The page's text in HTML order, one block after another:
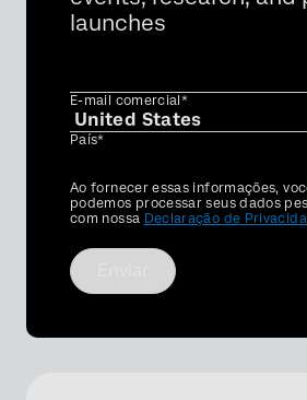
launches
E-mail comercial*
País*
Privacy
Optin
Ao fornecer essas informações,
podemos processar seus dados
com nossa Declaração de